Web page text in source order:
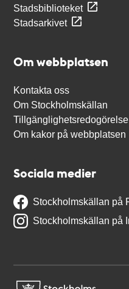
Stadsbiblioteket
Stadsarkivet
Om webbplatsen
Kontakta oss
Om Stockholmskällan
Tillgänglighetsredogörelse
Om kakor på webbplatsen
Sociala medier
Stockholmskällan på
Stockholmskällan på